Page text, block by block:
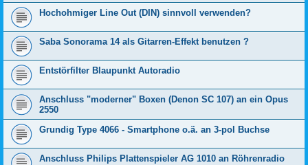
Hochohmiger Line Out (DIN) sinnvoll verwenden?
Saba Sonorama 14 als Gitarren-Effekt benutzen ?
Entstörfilter Blaupunkt Autoradio
Anschluss "moderner" Boxen (Denon SC 107) an ein Opus
2550
Grundig Type 4066 - Smartphone o.ä. an 3-pol Buchse
Anschluss Philips Plattenspieler AG 1010 an Röhrenradio